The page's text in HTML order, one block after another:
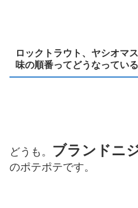
ロックトラウト、ヤシオマ
味の順番ってどうなってい
どうも。 ブランドニ
のポテポテです。